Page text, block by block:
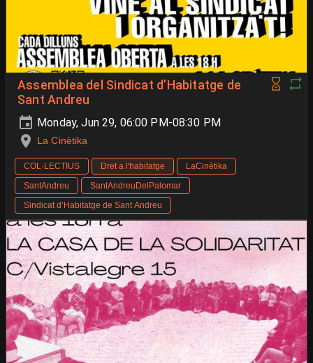
Assemblea del Sindicat d’Habitatge de
Sant Andreu
Monday, Jun 29, 06:00 PM-08:30 PM
La Cinètika
COL·LECTIUS Dret a l'habitatge
LaCinètika
SantAndreu
SantAndreuDelPalomar
Sindicat d’Habitatge de Sant Andreu